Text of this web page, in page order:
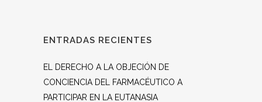
ENTRADAS RECIENTES
EL DERECHO A LA OBJECIÓN DE
CONCIENCIA DEL FARMACÉUTICO A
PARTICIPAR EN LA EUTANASIA